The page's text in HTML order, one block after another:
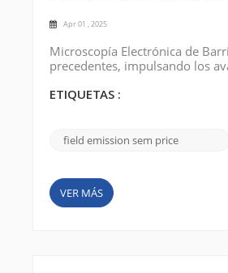
Apr 01 , 2025
Microscopía Electrónica de
precedentes, impulsando los
investigación de vanguardia.
ETIQUETAS :
field emission sem price
VER MÁS